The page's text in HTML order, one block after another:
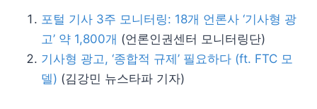
포털 기사 3주 모니터링: 18개 언론사 ‘기사형 광
고’ 약 1,800개 (언론인권센터 모니터링단)
기사형 광고, ‘종합적 규제’ 필요하다 (ft. FTC 모
델) (김강민 뉴스타파 기자)